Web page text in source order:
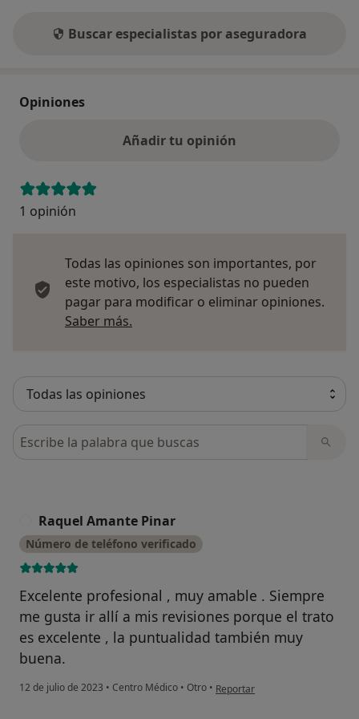
Buscar especialistas por aseguradora
Opiniones
Añadir tu opinión
1 opinión
Todas las opiniones son importantes, por
este motivo, los especialistas no pueden
pagar para modificar o eliminar opiniones.
Saber más.
Busca en opiniones
Raquel Amante Pinar
Número de teléfono verificado
Excelente profesional , muy amable . Siempre
me gusta ir allí a mis revisiones porque el trato
es excelente , la puntualidad también muy
buena.
12 de julio de 2023 • Centro Médico • Otro • en opinión del usuario Raquel
Reportar